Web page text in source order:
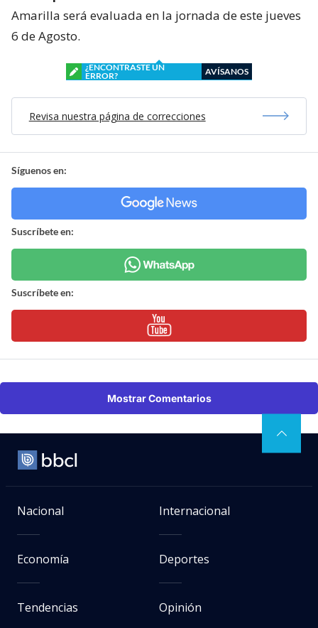
Amarilla será evaluada en la jornada de este jueves
6 de Agosto.
¿ENCONTRASTE UN
ERROR?
AVÍSANOS
Revisa nuestra página de correcciones
Síguenos en:
Suscríbete en:
Suscríbete en:
Mostrar Comentarios
Nacional Internacional
Economía Deportes
Tendencias Opinión